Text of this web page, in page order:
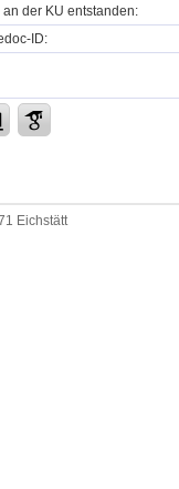
an der KU entstanden:
ID:
Eichstätt